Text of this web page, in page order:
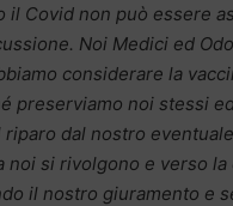
il Covid non può essere
Noi Medici ed
considerare la
preserviamo noi stessi
riparo dal nostro
noi si rivolgono e verso la
il nostro giuramento e